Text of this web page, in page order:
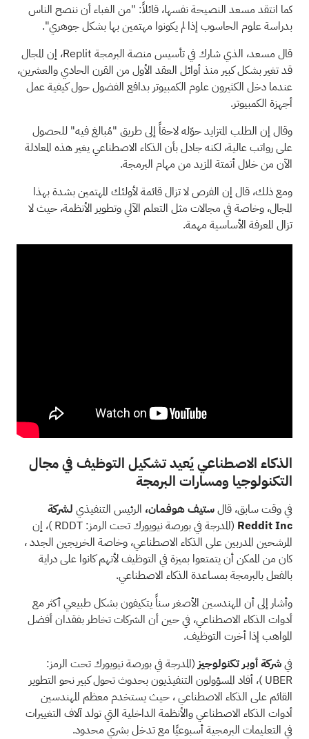
كما انتقد مسعد النصيحة نفسها، قائلاً: "من الغباء أن ننصح الناس
بدراسة علوم الحاسوب إذا لم يكونوا مهتمين بها بشكل جوهري".
قال مسعد، الذي شارك في تأسيس منصة البرمجة Replit، إن المجال
قد تغير بشكل كبير منذ أوائل العقد الأول من القرن الحادي والعشرين،
عندما دخل الكثيرون علوم الكمبيوتر بدافع الفضول حول كيفية عمل
أجهزة الكمبيوتر.
وقال إن الطلب المتزايد حوّله لاحقاً إلى طريق "مُبالغ فيه" للحصول
على رواتب عالية، لكنه جادل بأن الذكاء الاصطناعي يغير هذه المعادلة
الآن من خلال أتمتة المزيد من مهام البرمجة.
ومع ذلك، قال إن الفرص لا تزال قائمة لأولئك المهتمين بشدة بهذا
المجال، وخاصة في مجالات مثل التعلم الآلي وتطوير الأنظمة، حيث لا
تزال المعرفة الأساسية مهمة.
الذكاء الاصطناعي يُعيد تشكيل التوظيف في مجال
التكنولوجيا ومسارات البرمجة
في وقت سابق، قالستيف هوفمان، الرئيس التنفيذي لشركة
Reddit Inc (المدرجة في بورصة نيويورك تحت الرمز: RDDT )، إن
المرشحين المدربين على الذكاء الاصطناعي، وخاصة الخريجين الجدد،
كان من الممكن أن يتمتعوا بميزة في التوظيف لأنهم كانوا على دراية
بالفعل بالبرمجة بمساعدة الذكاء الاصطناعي.
وأشار إلى أن المهندسين الأصغر سناً يتكيفون بشكل طبيعي أكثر مع
أدوات الذكاء الاصطناعي، في حين أن الشركات تخاطر بفقدان أفضل
المواهب إذا أخرت التوظيف.
فيشركة أوبر تكنولوجيز (المدرجة في بورصة نيويورك تحت الرمز:
UBER )، أفاد المسؤولون التنفيذيونبحدوث تحول كبير نحو التطوير
القائم على الذكاء الاصطناعي، حيث يستخدم معظم المهندسين
أدوات الذكاء الاصطناعي والأنظمة الداخلية التي تولد آلاف التغييرات
في التعليمات البرمجية أسبوعيًا مع تدخل بشري محدود.